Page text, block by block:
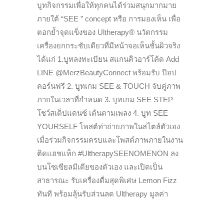
บูทกิจกรรมเพื่อให้ทุกคนได้ร่วมสนุกมากมาย
ภายใต้ “SEE ” concept หรือ การมองเห็น เพื่อ
ตอกย้ำจุดแข็งของ Ultherapy® นวัตกรรม
เครื่องยกกระชับเดียวที่มีหน้าจอเห็นชั้นผิวจริง
ได้แก่ 1.บูทลงทะเบียน สแกนคิวอาร์โค้ด Add
LINE @MerzBeautyConnect พร้อมรับ ป๊อป
คอร์นฟรี 2. บูทเกม SEE & TOUCH จับคู่ภาพ
ภายในเวลาที่กำหนด 3. บูทเกม SEE STEP
โชว์สเต็ปแดนซ์ เต้นตามเพลง 4. บูท SEE
YOURSELF โพสต์ท่าถ่ายภาพในสไตล์ตัวเอง
เมื่อร่วมกิจกรรมครบและโพสต์ภาพภายในงาน
ติดแฮชแท็ก #UltherapySEENOMENON ลง
บนโซเซียลมีเดียของตัวเอง และเปิดเป็น
สาธารณะ รับเครื่องดื่มสุดพิเศษ Lemon Fizz
ทันที พร้อมลุ้นรับส่วนลด Ultherapy มูลค่า